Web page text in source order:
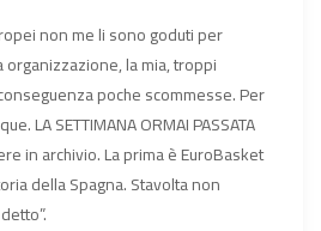
non me li sono goduti per
la mia, troppi
poche scommesse. Per
LA SETTIMANA ORMAI PASSATA
in archivio. La prima è EuroBasket
della Spagna. Stavolta non